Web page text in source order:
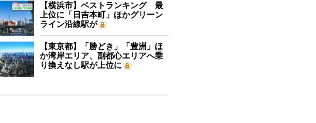
【横浜市】ベストランキング 最
上位に「日吉本町」ほかグリーン
ライン沿線駅が
【東京都】「勝どき」「豊洲」ほ
か湾岸エリア、副都心エリアへ乗
り換えなし駅が上位に